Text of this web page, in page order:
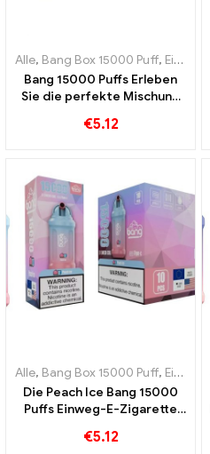
Alle, Bang Box 15000 Puff, Einweg-E-Zigaretten Schweden
Bang 15000 Puffs Erleben
Sie die perfekte Mischung
cremiger Kokosnuss
€5.12
Alle, Bang Box 15000 Puff, Einweg-E-Zigaretten Schweden
Die Peach Ice Bang 15000
Puffs Einweg-E-Zigarette
Pfirsich mit der
€5.12